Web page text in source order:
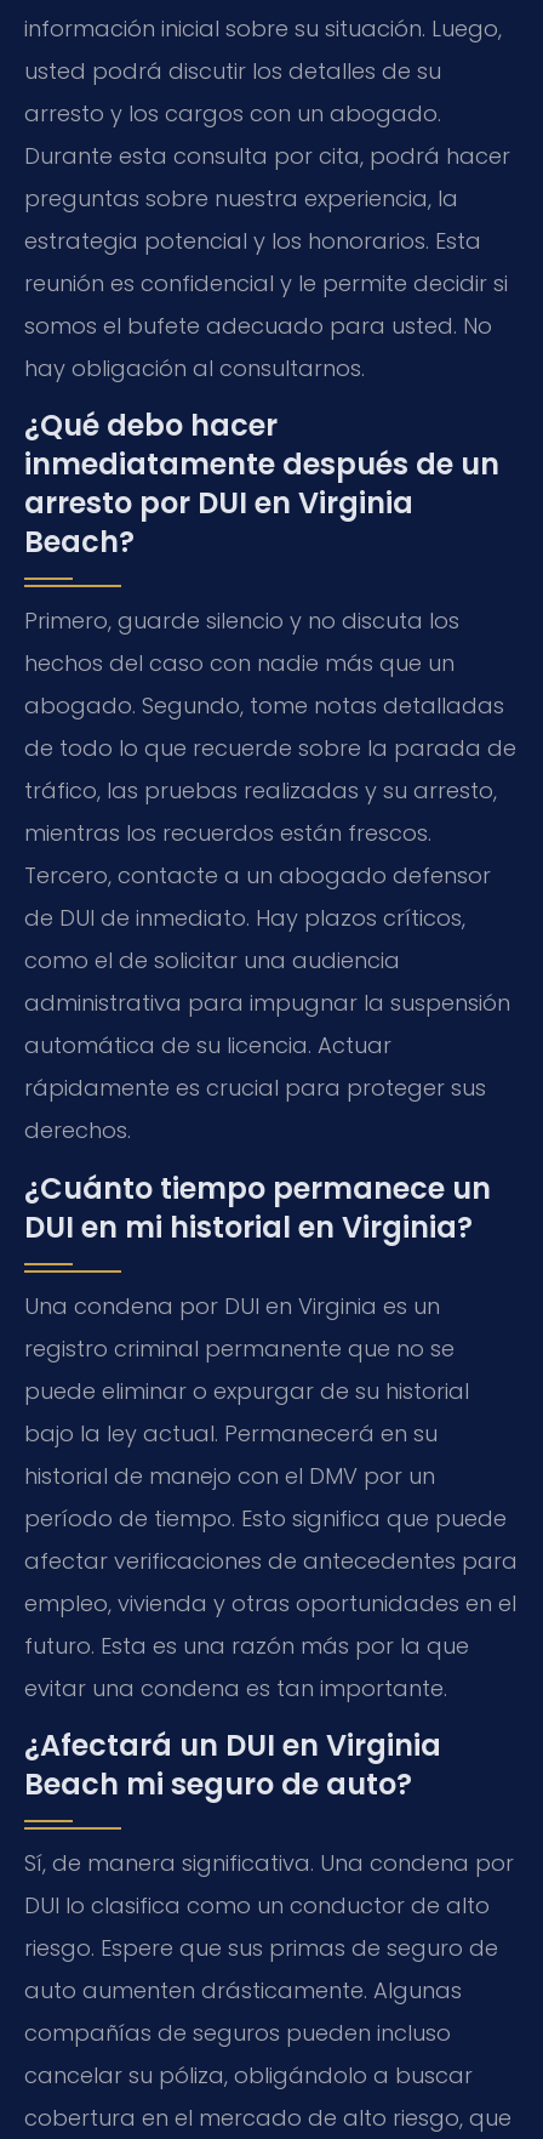
información inicial sobre su situación. Luego,
usted podrá discutir los detalles de su
arresto y los cargos con un abogado.
Durante esta consulta por cita, podrá hacer
preguntas sobre nuestra experiencia, la
estrategia potencial y los honorarios. Esta
reunión es confidencial y le permite decidir si
somos el bufete adecuado para usted. No
hay obligación al consultarnos.
¿Qué debo hacer
inmediatamente después de un
arresto por DUI en Virginia
Beach?
Primero, guarde silencio y no discuta los
hechos del caso con nadie más que un
abogado. Segundo, tome notas detalladas
de todo lo que recuerde sobre la parada de
tráfico, las pruebas realizadas y su arresto,
mientras los recuerdos están frescos.
Tercero, contacte a un abogado defensor
de DUI de inmediato. Hay plazos críticos,
como el de solicitar una audiencia
administrativa para impugnar la suspensión
automática de su licencia. Actuar
rápidamente es crucial para proteger sus
derechos.
¿Cuánto tiempo permanece un
DUI en mi historial en Virginia?
Una condena por DUI en Virginia es un
registro criminal permanente que no se
puede eliminar o expurgar de su historial
bajo la ley actual. Permanecerá en su
historial de manejo con el DMV por un
período de tiempo. Esto significa que puede
afectar verificaciones de antecedentes para
empleo, vivienda y otras oportunidades en el
futuro. Esta es una razón más por la que
evitar una condena es tan importante.
¿Afectará un DUI en Virginia
Beach mi seguro de auto?
Sí, de manera significativa. Una condena por
DUI lo clasifica como un conductor de alto
riesgo. Espere que sus primas de seguro de
auto aumenten drásticamente. Algunas
compañías de seguros pueden incluso
cancelar su póliza, obligándolo a buscar
cobertura en el mercado de alto riesgo, que